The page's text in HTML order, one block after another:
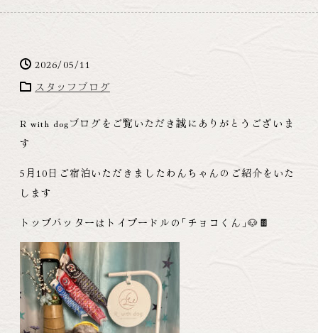
2026/05/11
スタッフブログ
R with dogブログをご覧いただき誠にありがとうございま
す
5月10日ご宿泊いただきましたわんちゃんのご紹介をいた
します
トップバッターはトイプードルの「 チョコくん 」🐶🍫